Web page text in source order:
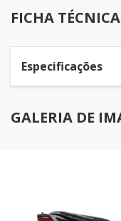
FICHA TÉCNICA
Especificações
GALERIA DE